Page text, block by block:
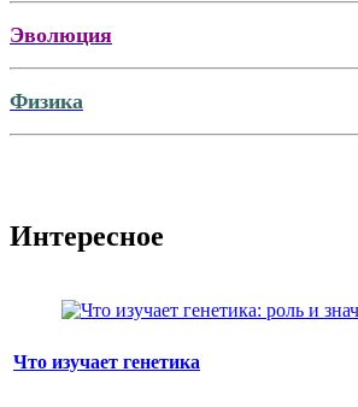
Эволюция
Физика
Интересное
Что изучает генетика